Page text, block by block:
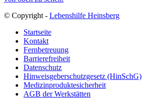
© Copyright - Lebenshilfe Heinsberg
Startseite
Kontakt
Fernbetreuung
Barrierefreiheit
Datenschutz
Hinweisgeberschutzgesetz (HinSchG)
Medizinproduktesicherheit
AGB der Werkstätten